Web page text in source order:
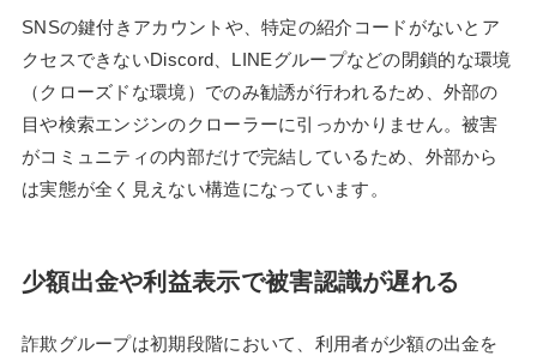
SNSの鍵付きアカウントや、特定の紹介コードがないとア
クセスできないDiscord、LINEグループなどの閉鎖的な環境
（クローズドな環境）でのみ勧誘が行われるため、外部の
目や検索エンジンのクローラーに引っかかりません。被害
がコミュニティの内部だけで完結しているため、外部から
は実態が全く見えない構造になっています。
少額出金や利益表示で被害認識が遅れる
詐欺グループは初期段階において、利用者が少額の出金を